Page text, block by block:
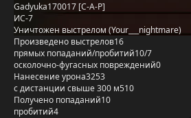
Gadyuka170017 [C-A-P]
ИС-7
Уничтожен выстрелом (Your___nightmare)
Произведено выстрелов16
прямых попаданий/пробитий10/7
осколочно-фугасных повреждений0
Нанесение урона3253
с дистанции свыше 300 м510
Получено попаданий10
пробитий4